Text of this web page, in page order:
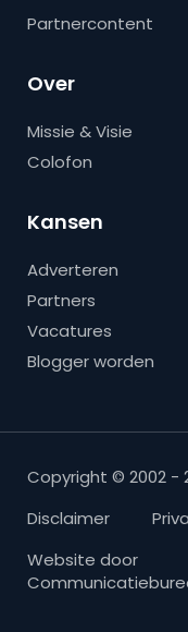
Partnercontent
Over
Missie & Visie
Colofon
Kansen
Adverteren
Partners
Vacatures
Blogger worden
Copyright © 2002 -
Disclaimer
Website door